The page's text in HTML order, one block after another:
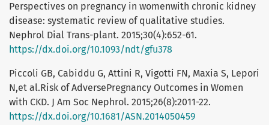
Perspectives on pregnancy in womenwith chronic kidney
disease: systematic review of qualitative studies.
Nephrol Dial Trans-plant. 2015;30(4):652-61.
https://dx.doi.org/10.1093/ndt/gfu378
Piccoli GB, Cabiddu G, Attini R, Vigotti FN, Maxia S, Lepori
N,et al.Risk of AdversePregnancy Outcomes in Women
with CKD. J Am Soc Nephrol. 2015;26(8):2011-22.
https://dx.doi.org/10.1681/ASN.2014050459